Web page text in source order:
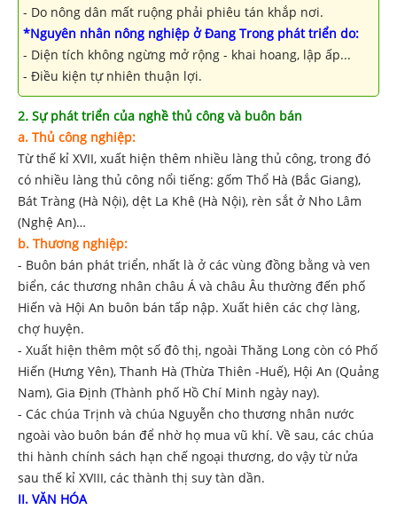
- Do nông dân mất ruộng phải phiêu tán khắp nơi.
*Nguyên nhân nông nghiệp ở Đang Trong phát triển do:
- Diện tích không ngừng mở rộng - khai hoang, lập ấp...
- Điều kiện tự nhiên thuận lợi.
2. Sự phát triển của nghề thủ công và buôn bán
a. Thủ công nghiệp:
Từ thế kỉ XVII, xuất hiện thêm nhiều làng thủ công, trong đó
có nhiều làng thủ công nổi tiếng: gốm Thổ Hà (Bắc Giang),
Bát Tràng (Hà Nội), dệt La Khê (Hà Nội), rèn sắt ở Nho Lâm
(Nghệ An)…
b. Thương nghiệp:
- Buôn bán phát triển, nhất là ở các vùng đồng bằng và ven
biển, các thương nhân châu Á và châu Âu thường đến phố
Hiến và Hội An buôn bán tấp nập. Xuất hiên các chợ làng,
chợ huyện.
- Xuất hiện thêm một số đô thị, ngoài Thăng Long còn có Phố
Hiến (Hưng Yên), Thanh Hà (Thừa Thiên -Huế), Hội An (Quảng
Nam), Gia Định (Thành phố Hồ Chí Minh ngày nay).
- Các chúa Trịnh và chúa Nguyễn cho thương nhân nước
ngoài vào buôn bán để nhờ họ mua vũ khí. Về sau, các chúa
thi hành chính sách hạn chế ngoại thương, do vậy từ nửa
sau thế kỉ XVIII, các thành thị suy tàn dần.
II. VĂN HÓA